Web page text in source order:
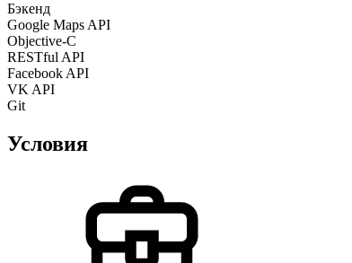
Бэкенд
Google Maps API
Objective-С
RESTful API
Facebook API
VK API
Git
Условия